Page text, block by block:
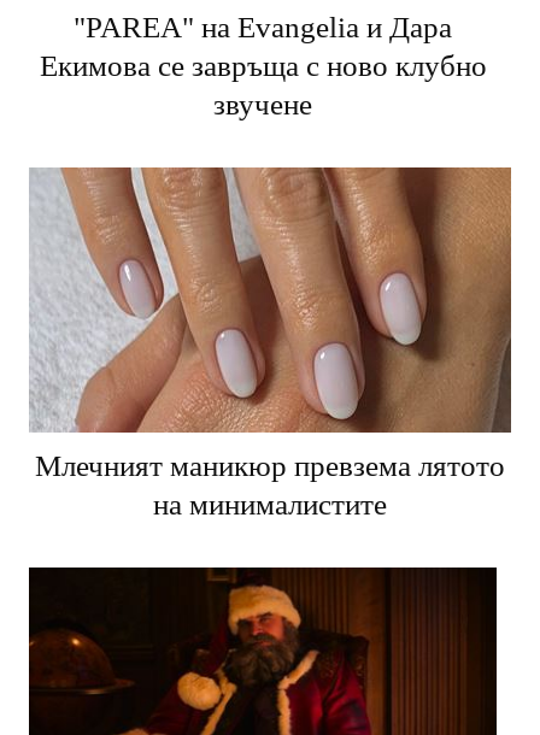
"PARЕA" на Evangelia и Дара
Екимова се завръща с ново клубно
звучене
Млечният маникюр превзема лятото
на минималистите